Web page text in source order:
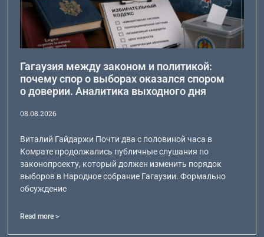
Гагаузия между законом и политикой:
почему спор о выборах оказался спором
о доверии. Аналитика выходного дня
08.08.2026
Виталий Гайдаржи Почти два с половиной часа в
Комрате продолжались публичные слушания по
законопроекту, который должен изменить порядок
выборов в Народное собрание Гагаузии. Формально
обсуждение
Read more >